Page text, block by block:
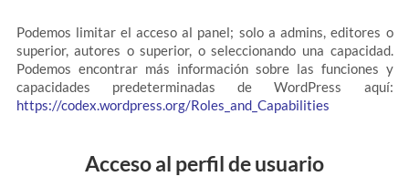
Podemos limitar el acceso al panel; solo a admins, editores o
superior, autores o superior, o seleccionando una capacidad.
Podemos encontrar más información sobre las funciones y
capacidades predeterminadas de WordPress aquí:
https://codex.wordpress.org/Roles_and_Capabilities
Acceso al perfil de usuario